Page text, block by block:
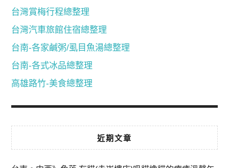
台灣賞梅行程總整理
台灣汽車旅館住宿總整理
台南-各家鹹粥/虱目魚湯總整理
台南-各式冰品總整理
高雄路竹-美食總整理
近期文章